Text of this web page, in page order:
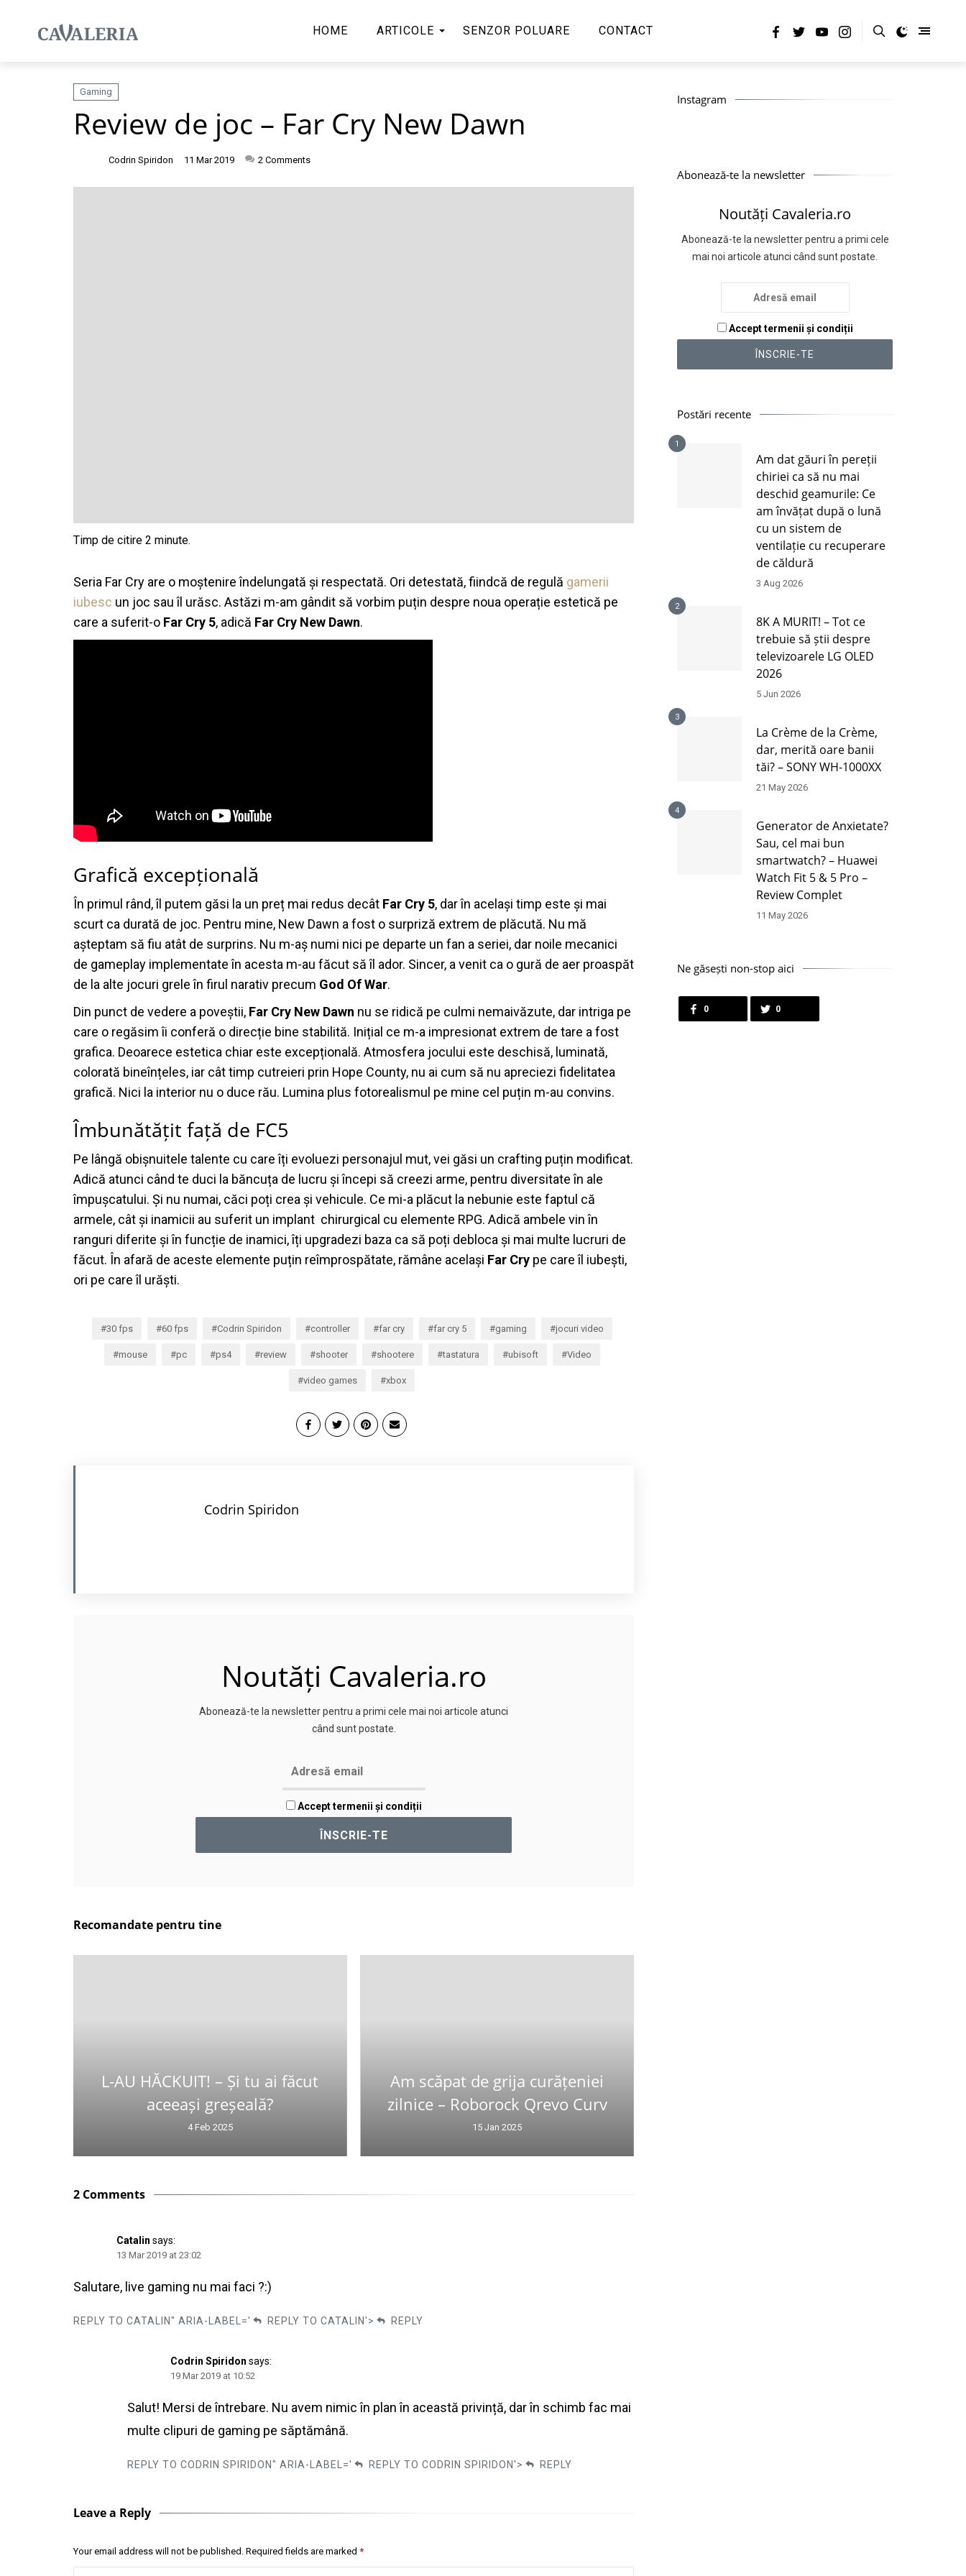
HOME ARTICOLE SENZOR POLUARE CONTACT
Gaming
Review de joc – Far Cry New Dawn
Codrin Spiridon 11 Mar 2019 2 Comments
Seria Far Cry are o moștenire îndelungată și respectată. Ori detestată, fiindcă de regulă gamerii
iubesc un joc sau îl urăsc. Astăzi m-am gândit să vorbim puțin despre noua operație estetică pe
care a suferit-o Far Cry 5, adică Far Cry New Dawn.
Grafică excepțională
În primul rând, îl putem găsi la un preț mai redus decât Far Cry 5, dar în același timp este și mai
scurt ca durată de joc. Pentru mine, New Dawn a fost o surpriză extrem de plăcută. Nu mă
așteptam să fiu atât de surprins. Nu m-aș numi nici pe departe un fan a seriei, dar noile mecanici
de gameplay implementate în acesta m-au făcut să îl ador. Sincer, a venit ca o gură de aer proaspăt
de la alte jocuri grele în firul narativ precum God Of War.
Din punct de vedere a poveștii, Far Cry New Dawn nu se ridică pe culmi nemaivăzute, dar intriga pe
care o regăsim îi conferă o direcție bine stabilită. Inițial ce m-a impresionat extrem de tare a fost
grafica. Deoarece estetica chiar este excepțională. Atmosfera jocului este deschisă, luminată,
colorată bineînțeles, iar cât timp cutreieri prin Hope County, nu ai cum să nu apreciezi fidelitatea
grafică. Nici la interior nu o duce rău. Lumina plus fotorealismul pe mine cel puțin m-au convins.
Îmbunătățit față de FC5
Pe lângă obișnuitele talente cu care îți evoluezi personajul mut, vei găsi un crafting puțin modificat.
Adică atunci când te duci la băncuța de lucru și începi să creezi arme, pentru diversitate în ale
împușcatului. Și nu numai, căci poți crea și vehicule. Ce mi-a plăcut la nebunie este faptul că
armele, cât și inamicii au suferit un implant chirurgical cu elemente RPG. Adică ambele vin în
ranguri diferite și în funcție de inamici, îți upgradezi baza ca să poți debloca și mai multe lucruri de
făcut. În afară de aceste elemente puțin reîmprospătate, rămâne același Far Cry pe care îl iubești,
ori pe care îl urăști.
30 fps 60 fps Codrin Spiridon controller far cry far cry 5 gaming jocuri video
mouse pc ps4 review shooter shootere tastatura ubisoft Video
video games xbox
Codrin Spiridon
Noutăți Cavaleria.ro
Abonează-te la newsletter pentru a primi cele mai noi articole atunci
când sunt postate.
Accept termenii și condiții
Recomandate pentru tine
L-AU HĂCKUIT! – Și tu ai făcut
aceeași greșeală?
4 Feb 2025
Am scăpat de grija curățeniei
zilnice – Roborock Qrevo Curv
15 Jan 2025
2 Comments
Catalin says:
13 Mar 2019 at 23:02
Salutare, live gaming nu mai faci ?:)
REPLY TO CATALIN" ARIA-LABEL=' REPLY TO CATALIN'> REPLY
Codrin Spiridon says:
19 Mar 2019 at 10:52
Salut! Mersi de întrebare. Nu avem nimic în plan în această privință, dar în schimb fac mai
multe clipuri de gaming pe săptămână.
REPLY TO CODRIN SPIRIDON" ARIA-LABEL=' REPLY TO CODRIN SPIRIDON'> REPLY
Leave a Reply
Your email address will not be published. Required fields are marked *
Instagram
Abonează-te la newsletter
Noutăți Cavaleria.ro
Abonează-te la newsletter pentru a primi cele
mai noi articole atunci când sunt postate.
Accept termenii și condiții
Postări recente
1
Am dat găuri în pereții
chiriei ca să nu mai
deschid geamurile: Ce
am învățat după o lună
cu un sistem de
ventilație cu recuperare
de căldură
3 Aug 2026
2
8K A MURIT! – Tot ce
trebuie să știi despre
televizoarele LG OLED
2026
5 Jun 2026
3
La Crème de la Crème,
dar, merită oare banii
tăi? – SONY WH-1000XX
21 May 2026
4
Generator de Anxietate?
Sau, cel mai bun
smartwatch? – Huawei
Watch Fit 5 & 5 Pro –
Review Complet
11 May 2026
Ne găsești non-stop aici
0 0